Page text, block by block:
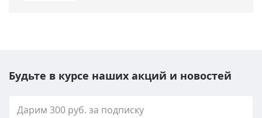
Будьте в курсе наших акций и новостей